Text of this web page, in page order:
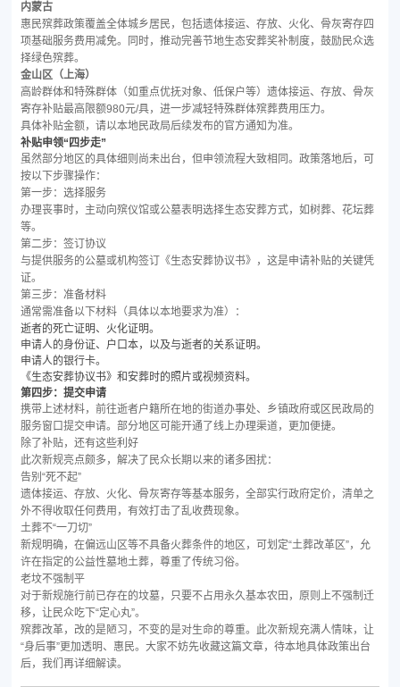
内蒙古
惠民殡葬政策覆盖全体城乡居民，包括遗体接运、存放、火化、骨灰寄存四
项基础服务费用减免。同时，推动完善节地生态安葬奖补制度，鼓励民众选
择绿色殡葬。
金山区（上海）
高龄群体和特殊群体（如重点优抚对象、低保户等）遗体接运、存放、骨灰
寄存补贴最高限额980元/具，进一步减轻特殊群体殡葬费用压力。
具体补贴金额，请以本地民政局后续发布的官方通知为准。
补贴申领“四步走”
虽然部分地区的具体细则尚未出台，但申领流程大致相同。政策落地后，可
按以下步骤操作：
第一步：选择服务
办理丧事时，主动向殡仪馆或公墓表明选择生态安葬方式，如树葬、花坛葬
等。
第二步：签订协议
与提供服务的公墓或机构签订《生态安葬协议书》，这是申请补贴的关键凭
证。
第三步：准备材料
通常需准备以下材料（具体以本地要求为准）：
逝者的死亡证明、火化证明。
申请人的身份证、户口本，以及与逝者的关系证明。
申请人的银行卡。
《生态安葬协议书》和安葬时的照片或视频资料。
第四步：提交申请
携带上述材料，前往逝者户籍所在地的街道办事处、乡镇政府或区民政局的
服务窗口提交申请。部分地区可能开通了线上办理渠道，更加便捷。
除了补贴，还有这些利好
此次新规亮点颇多，解决了民众长期以来的诸多困扰：
告别“死不起”
遗体接运、存放、火化、骨灰寄存等基本服务，全部实行政府定价，清单之
外不得收取任何费用，有效打击了乱收费现象。
土葬不“一刀切”
新规明确，在偏远山区等不具备火葬条件的地区，可划定“土葬改革区”，允
许在指定的公益性墓地土葬，尊重了传统习俗。
老坟不强制平
对于新规施行前已存在的坟墓，只要不占用永久基本农田，原则上不强制迁
移，让民众吃下“定心丸”。
殡葬改革，改的是陋习，不变的是对生命的尊重。此次新规充满人情味，让
“身后事”更加透明、惠民。大家不妨先收藏这篇文章，待本地具体政策出台
后，我们再详细解读。